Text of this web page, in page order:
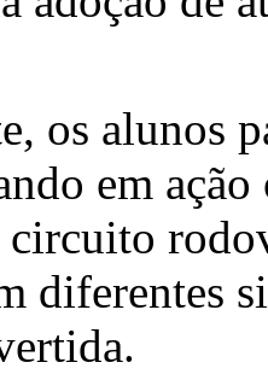
os alunos
em
circuito
diferentes